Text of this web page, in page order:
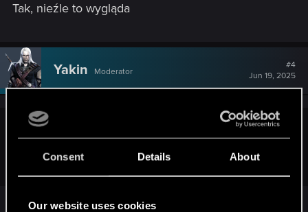
Consent Details About
Our website uses cookies
:
Tak, nieźle to wygląda
Yakin Moderator
#4
Jun 19, 2025
Aż szkoda, że nie używam Opery, bo wizualnie sztos
Może trzeba się przestawić